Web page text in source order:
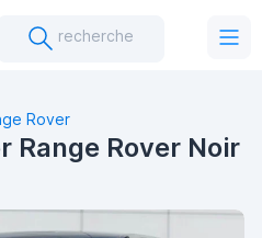
recherche
Rover
Range Rover Noir